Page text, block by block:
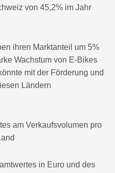
von 45,2% im Jahr
ihren Marktanteil um 5%
Wachstum von E-Bikes
mit der Förderung und
Ländern